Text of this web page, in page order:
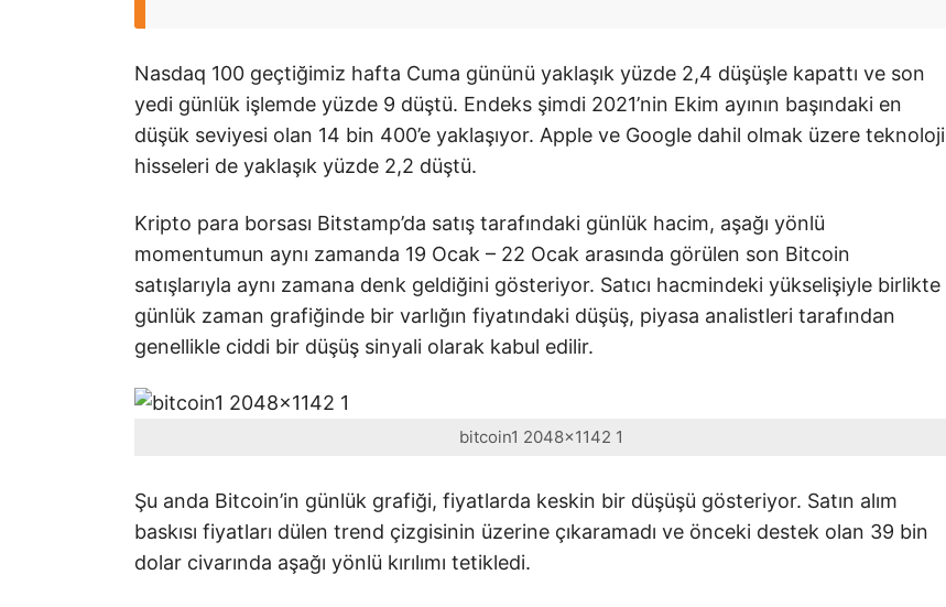
Nasdaq 100 geçtiğimiz hafta Cuma gününü yaklaşık yüzde 2,4 düşüşle kapattı ve son
yedi günlük işlemde yüzde 9 düştü. Endeks şimdi 2021’nin Ekim ayının başındaki en
düşük seviyesi olan 14 bin 400’e yaklaşıyor. Apple ve Google dahil olmak üzere teknoloji
hisseleri de yaklaşık yüzde 2,2 düştü.
Kripto para borsası Bitstamp’da satış tarafındaki günlük hacim, aşağı yönlü
momentumun aynı zamanda 19 Ocak – 22 Ocak arasında görülen son Bitcoin
satışlarıyla aynı zamana denk geldiğini gösteriyor. Satıcı hacmindeki yükselişiyle birlikte
günlük zaman grafiğinde bir varlığın fiyatındaki düşüş, piyasa analistleri tarafından
genellikle ciddi bir düşüş sinyali olarak kabul edilir.
bitcoin1 2048x1142 1
Şu anda Bitcoin’in günlük grafiği, fiyatlarda keskin bir düşüşü gösteriyor. Satın alım
baskısı fiyatları dülen trend çizgisinin üzerine çıkaramadı ve önceki destek olan 39 bin
dolar civarında aşağı yönlü kırılımı tetikledi.